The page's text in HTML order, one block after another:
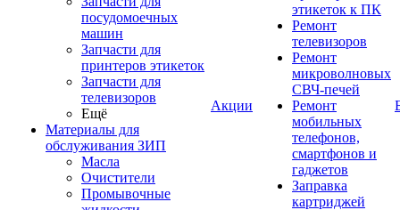
посудомоечных
машин
Запчасти для
принтеров этикеток
Запчасти для
телевизоров
Ещё
Материалы для
обслуживания ЗИП
Масла
Очистители
Промывочные
Акции
этикеток к ПК
Ремонт
телевизоров
Ремонт
микроволновых
СВЧ-печей
Ремонт
мобильных
телефонов,
смартфонов и
гаджетов
Заправка
картриджей